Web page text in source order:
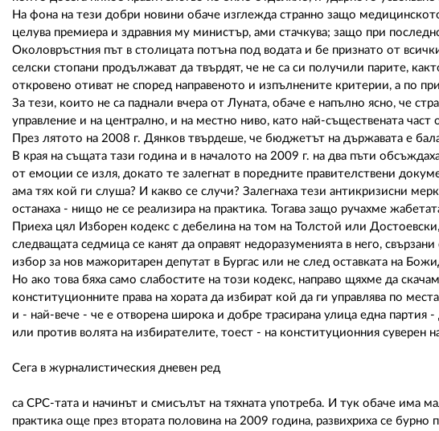
На фона на тези добри новини обаче изглежда странно защо
целува премиера и здравния му министър, ами стачкува; защо при
Околовръстния път в столицата потъна под водата и бе признато от
селски стопани продължават да твърдят, че не са си получили парите,
откровено отиват не според направеното и изпълнените критерии, а по
За тези, които не са паднали вчера от Луната, обаче е напълно ясно, че
управление и на централно, и на местно ниво, като най-съществената
През лятото на 2008 г. Дянков твърдеше, че бюджетът на държавата е
В края на същата тази година и в началото на 2009 г. на два пъти
от емоции се изля, докато те залегнат в поредните правителствени
ама тях кой ги слуша? И какво се случи? Залегнаха тези антикризисни
останаха - нищо не се реализира на практика. Тогава защо ручахме
Приеха цял Изборен кодекс с дебелина на том на Толстой или
следващата седмица се канят да оправят недоразуменията в него,
избор за нов мажоритарен депутат в Бургас или не след оставката на
Но ако това бяха само слабостите на този кодекс, направо щяхме да
конституционните права на хората да избират кой да ги управлява по
и - най-вече - че е отворена широка и добре трасирана улица една партия
или против волята на избирателите, тоест - на конституционния суверен
Сега в журналистическия дневен ред
са СРС-тата и начинът и смисълът на тяхната употреба. И тук обаче има
практика още през втората половина на 2009 година, развихриха се